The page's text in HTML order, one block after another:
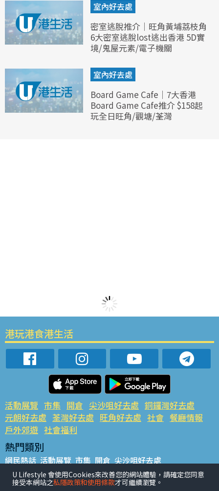
室內好去處
密室逃脫推介｜旺角黃埔荔枝角
6大密室逃脫lost逃出香港 5D實
境/鬼屋元素/電子機關
室內好去處
Board Game Cafe｜7大香港
Board Game Cafe推介 $158起
玩全日旺角/觀塘/荃灣
港玩港食港生活
活動展覽 市集 開倉 尖沙咀好去處 銅鑼灣好去處
元朗好去處 荃灣好去處 旺角好去處 社會 餐廳情報
戶外郊遊 社會福利
熱門類別
網民熱話 活動展覽 市集 開倉 尖沙咀好去處
銅鑼灣好去處 元朗好去處 荃灣好去處 旺角好去處 社會
餐廳情報 戶外郊遊
U Lifestyle 會使用Cookies來改善您的網站體驗，請確定您同意
接受本網站之私隱政策和使用條款才可繼續瀏覽。